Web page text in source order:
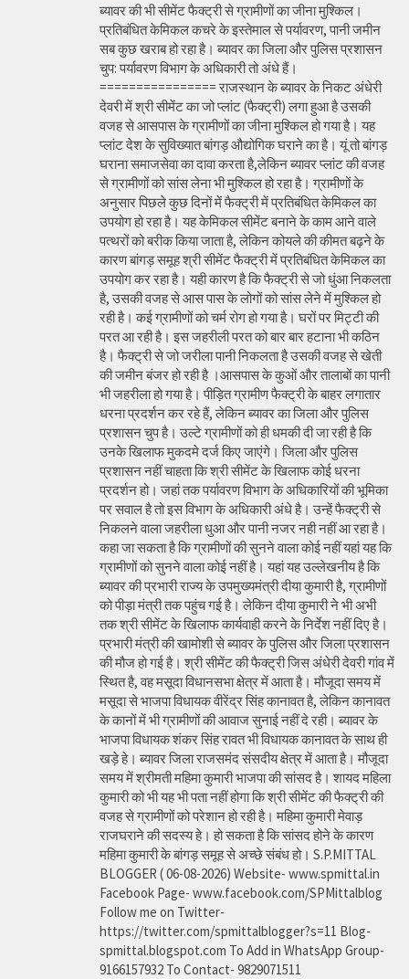
ब्यावर की भी सीमेंट फैक्ट्री से ग्रामीणों का जीना मुश्किल।
प्रतिबंधित केमिकल कचरे के इस्तेमाल से पर्यावरण, पानी जमीन
सब कुछ खराब हो रहा है। ब्यावर का जिला और पुलिस प्रशासन
चुप: पर्यावरण विभाग के अधिकारी तो अंधे हैं।
================ राजस्थान के ब्यावर के निकट अंधेरी
देवरी में श्री सीमेंट का जो प्लांट (फैक्ट्री) लगा हुआ है उसकी
वजह से आसपास के ग्रामीणों का जीना मुश्किल हो गया है। यह
प्लांट देश के सुविख्यात बांगड़ औद्योगिक घराने का है। यूं तो बांगड़
घराना समाजसेवा का दावा करता है,लेकिन ब्यावर प्लांट की वजह
से ग्रामीणों को सांस लेना भी मुश्किल हो रहा है। ग्रामीणों के
अनुसार पिछले कुछ दिनों में फैक्ट्री में प्रतिबंधित केमिकल का
उपयोग हो रहा है। यह केमिकल सीमेंट बनाने के काम आने वाले
पत्थरों को बरीक किया जाता है, लेकिन कोयले की कीमत बढ़ने के
कारण बांगड़ समूह श्री सीमेंट फैक्ट्री में प्रतिबंधित केमिकल का
उपयोग कर रहा है। यही कारण है कि फैक्ट्री से जो धुंआ निकलता
है, उसकी वजह से आस पास के लोगों को सांस लेने में मुश्किल हो
रही है। कई ग्रामीणों को चर्म रोग हो गया है। घरों पर मिट्टी की
परत आ रही है। इस जहरीली परत को बार बार हटाना भी कठिन
है। फैक्ट्री से जो जरीला पानी निकलता है उसकी वजह से खेती
की जमीन बंजर हो रही है ।आसपास के कुओं और तालाबों का पानी
भी जहरीला हो गया है। पीड़ित ग्रामीण फैक्ट्री के बाहर लगातार
धरना प्रदर्शन कर रहे हैं, लेकिन ब्यावर का जिला और पुलिस
प्रशासन चुप है। उल्टे ग्रामीणों को ही धमकी दी जा रही है कि
उनके खिलाफ मुकदमे दर्ज किए जाएंगे। जिला और पुलिस
प्रशासन नहीं चाहता कि श्री सीमेंट के खिलाफ कोई धरना
प्रदर्शन हो। जहां तक पर्यावरण विभाग के अधिकारियों की भूमिका
पर सवाल है तो इस विभाग के अधिकारी अंधे है। उन्हें फैक्ट्री से
निकलने वाला जहरीला धुआ और पानी नजर नही नहीं आ रहा है।
कहा जा सकता है कि ग्रामीणों की सुनने वाला कोई नहीं यहां यह कि
ग्रामीणों को सुनने वाला कोई नहीं है। यहां यह उल्लेखनीय है कि
ब्यावर की प्रभारी राज्य के उपमुख्यमंत्री दीया कुमारी है, ग्रामीणों
को पीड़ा मंत्री तक पहुंच गई है। लेकिन दीया कुमारी ने भी अभी
तक श्री सीमेंट के खिलाफ कार्यवाही करने के निर्देश नहीं दिए है।
प्रभारी मंत्री की खामोशी से ब्यावर के पुलिस और जिला प्रशासन
की मौज हो गई है। श्री सीमेंट की फैक्ट्री जिस अंधेरी देवरी गांव में
स्थित है, वह मसूदा विधानसभा क्षेत्र में आता है। मौजूदा समय में
मसूदा से भाजपा विधायक वीरेंद्र सिंह कानावत है, लेकिन कानावत
के कानों में भी ग्रामीणों की आवाज सुनाई नहीं दे रही। ब्यावर के
भाजपा विधायक शंकर सिंह रावत भी विधायक कानावत के साथ ही
खड़े हे। ब्यावर जिला राजसमंद संसदीय क्षेत्र में आता है। मौजूदा
समय में श्रीमती महिमा कुमारी भाजपा की सांसद है। शायद महिला
कुमारी को भी यह भी पता नहीं होगा कि श्री सीमेंट की फैक्ट्री की
वजह से ग्रामीणों को परेशान हो रही है। महिमा कुमारी मेवाड़
राजघराने की सदस्य हे। हो सकता है कि सांसद होने के कारण
महिमा कुमारी के बांगड़ समूह से अच्छे संबंध हो। S.P.MITTAL
BLOGGER ( 06-08-2026) Website- www.spmittal.in
Facebook Page- www.facebook.com/SPMittalblog
Follow me on Twitter-
https://twitter.com/spmittalblogger?s=11 Blog-
spmittal.blogspot.com To Add in WhatsApp Group-
9166157932 To Contact- 9829071511